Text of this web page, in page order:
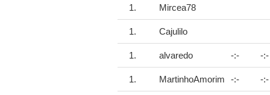
1. Mircea78
1. Cajulilo
1. alvaredo -:- -:-
1. MartinhoAmorim -:- -:-